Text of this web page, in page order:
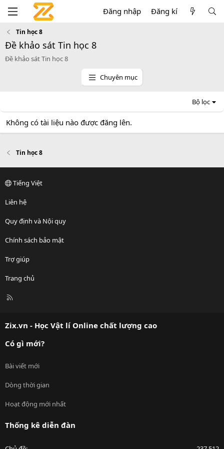
Đăng nhập Đăng kí
Tin học 8
Đề khảo sát Tin học 8
Đề khảo sát Tin học 8
Chuyên mục
Bộ lọc
Không có tài liệu nào được đăng lên.
Tin học 8
Tiếng Việt
Liên hệ
Quy định và Nội quy
Chính sách bảo mật
Trợ giúp
Trang chủ
R
Zix.vn - Học Vật lí Online chất lượng cao
Có gì mới?
Bài viết mới
Dòng thời gian
Hoạt động mới nhất
Thống kê diễn đàn